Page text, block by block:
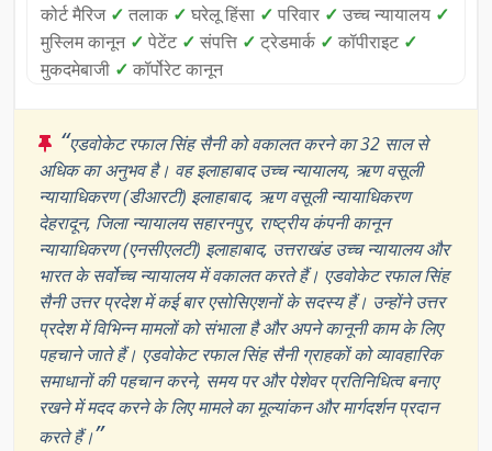
कोर्ट मैरिज ✓ तलाक ✓ घरेलू हिंसा ✓ परिवार ✓ उच्च न्यायालय ✓
मुस्लिम कानून ✓ पेटेंट ✓ संपत्ति ✓ ट्रेडमार्क ✓ कॉपीराइट ✓
मुकदमेबाजी ✓ कॉर्पोरेट कानून
“एडवोकेट रफाल सिंह सैनी को वकालत करने का 32 साल से
अधिक का अनुभव है। वह इलाहाबाद उच्च न्यायालय, ऋण वसूली
न्यायाधिकरण (डीआरटी) इलाहाबाद, ऋण वसूली न्यायाधिकरण
देहरादून, जिला न्यायालय सहारनपुर, राष्ट्रीय कंपनी कानून
न्यायाधिकरण (एनसीएलटी) इलाहाबाद, उत्तराखंड उच्च न्यायालय और
भारत के सर्वोच्च न्यायालय में वकालत करते हैं। एडवोकेट रफाल सिंह
सैनी उत्तर प्रदेश में कई बार एसोसिएशनों के सदस्य हैं। उन्होंने उत्तर
प्रदेश में विभिन्न मामलों को संभाला है और अपने कानूनी काम के लिए
पहचाने जाते हैं। एडवोकेट रफाल सिंह सैनी ग्राहकों को व्यावहारिक
समाधानों की पहचान करने, समय पर और पेशेवर प्रतिनिधित्व बनाए
रखने में मदद करने के लिए मामले का मूल्यांकन और मार्गदर्शन प्रदान
करते हैं।”